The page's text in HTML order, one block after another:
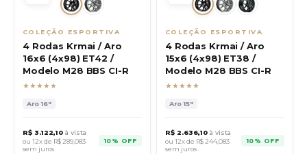
COLEÇÃO ESPORTIVA
4 Rodas Krmai / Aro
16x6 (4x98) ET42 /
Modelo M28 BBS CI-R
★★★★★
Aro16"
R$ 3.122,10 à vista
ou 12x de R$ 289,083
sem juros
10% OFF
COLEÇÃO ESPORTIVA
4 Rodas Krmai / Aro
15x6 (4x98) ET38 /
Modelo M28 BBS CI-R
★★★★★
Aro15"
R$ 2.636,10 à vista
ou 12x de R$ 244,083
sem juros
10% OFF